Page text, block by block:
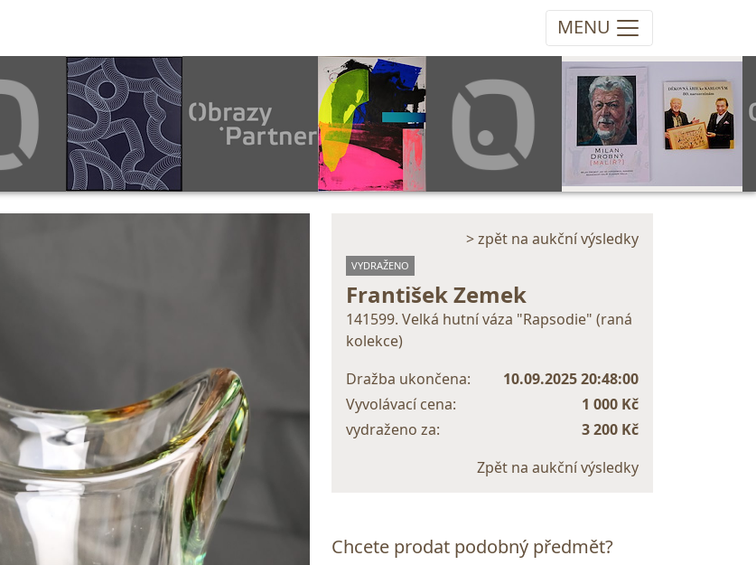
MENU
> zpět na aukční výsledky
VYDRAŽENO
František Zemek
141599. Velká hutní váza "Rapsodie" (raná
kolekce)
Dražba ukončena:
10.09.2025 20:48:00
Vyvolávací cena:
1 000 Kč
vydraženo za:
3 200 Kč
Zpět na aukční výsledky
Chcete prodat podobný předmět?